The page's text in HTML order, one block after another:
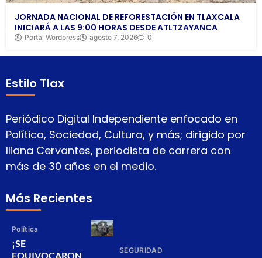
JORNADA NACIONAL DE REFORESTACIÓN EN TLAXCALA
INICIARÁ A LAS 9:00 HORAS DESDE ATLTZAYANCA
Portal Wordpress agosto 7, 2026 0
Estilo Tlax
Periódico Digital Independiente enfocado en
Política, Sociedad, Cultura, y más; dirigido por
Iliana Cervantes, periodista de carrera con
más de 30 años en el medio.
Más Recientes
Política
¡SE
EQUIVOCARON
SEGURIDAD